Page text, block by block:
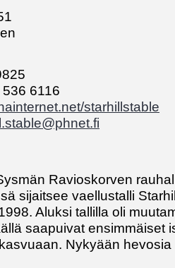
6116
starhillstable
Ravioskorven
sijaitsee vaellustalli
Aluksi tallilla oli
saapuivat ensimmäiset
Nykyään